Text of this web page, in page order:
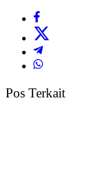
Pos Terkait